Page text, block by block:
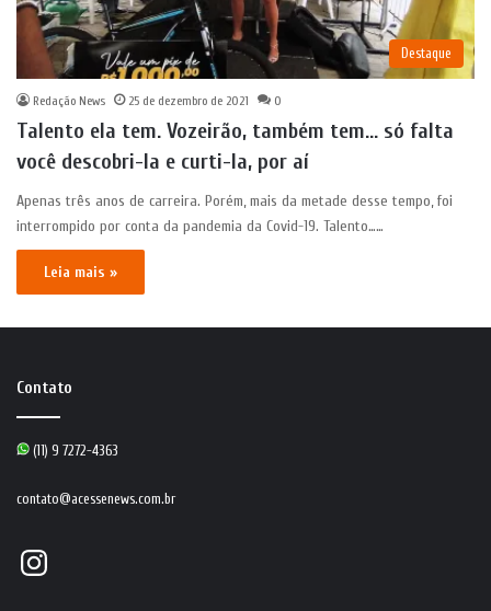
Destaque
Redação News 25 de dezembro de 2021 0
Talento ela tem. Vozeirão, também tem… só falta
você descobri-la e curti-la, por aí
Apenas três anos de carreira. Porém, mais da metade desse tempo, foi
interrompido por conta da pandemia da Covid-19. Talento……
Leia mais »
Contato
(11) 9 7272-4363
contato@acessenews.com.br
Instagram